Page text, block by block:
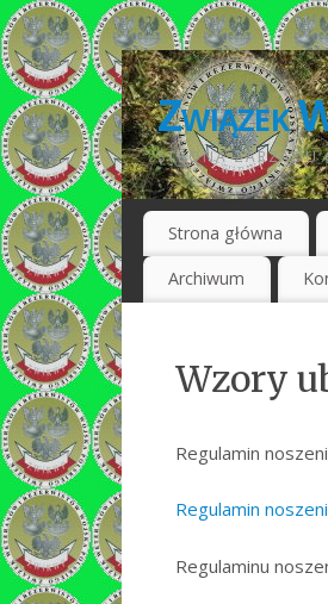
Związek
STRONA ZARZĄDU
Strona główna
Archiwum
Wzory
Regulamin
Regulamin
Regulaminu